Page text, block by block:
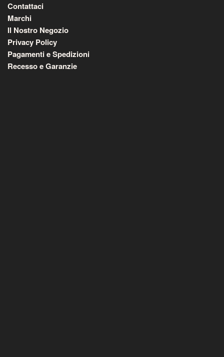
Contattaci
Marchi
Il Nostro Negozio
Privacy Policy
Pagamenti e Spedizioni
Recesso e Garanzie